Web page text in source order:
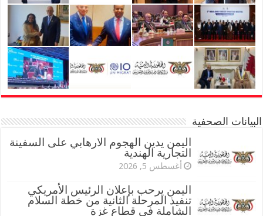
البيانات الصحفية
اليمن يدين الهجوم الارهابي على السفينة
التجارية الهندية
أغسطس 5, 2026
اليمن يرحب بإعلان الرئيس الأمريكي
تنفيذ المرحلة الثانية من خطة السلام
الشاملة في قطاع غزة